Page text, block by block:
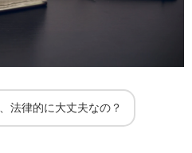
法律的に大丈夫なの？